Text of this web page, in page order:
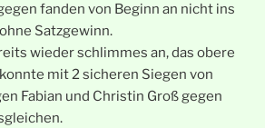
fanden von Beginn an nicht ins
Satzgewinn.
wieder schlimmes an, das obere
mit 2 sicheren Siegen von
Fabian und Christin Groß gegen